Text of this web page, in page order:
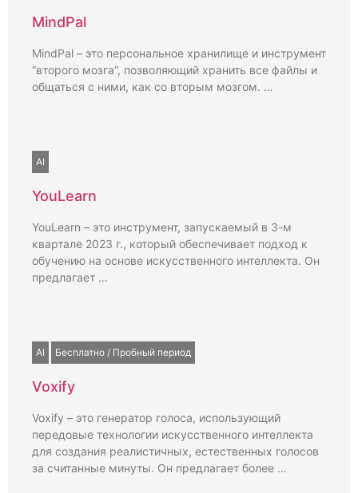
MindPal
MindPal – это персональное хранилище и инструмент
“второго мозга”, позволяющий хранить все файлы и
общаться с ними, как со вторым мозгом. …
AI
YouLearn
YouLearn – это инструмент, запускаемый в 3-м
квартале 2023 г., который обеспечивает подход к
обучению на основе искусственного интеллекта. Он
предлагает …
AI Бесплатно / Пробный период
Voxify
Voxify – это генератор голоса, использующий
передовые технологии искусственного интеллекта
для создания реалистичных, естественных голосов
за считанные минуты. Он предлагает более …